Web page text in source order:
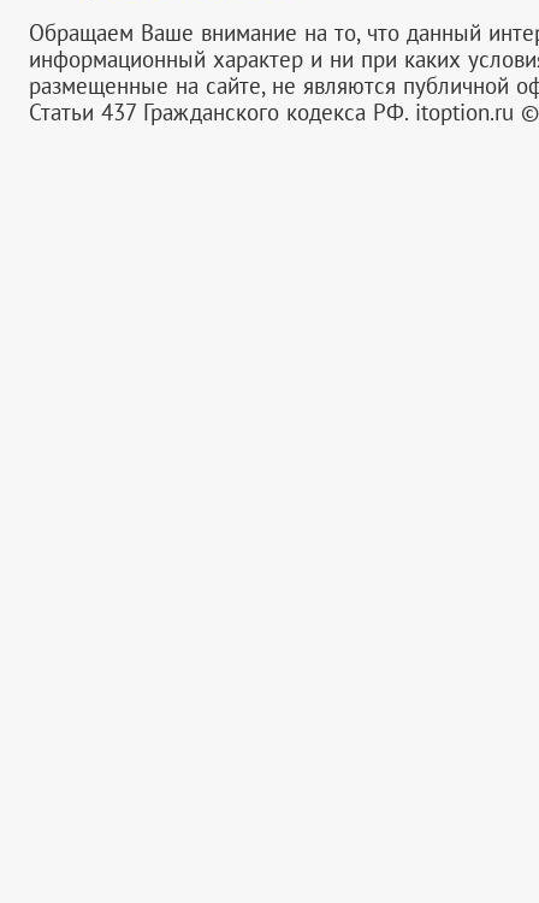
Обращаем Ваше внимание на то, что данный
информационный характер и ни при каких
размещенные на сайте, не являются публичной
Статьи 437 Гражданского кодекса РФ. itoption.ru